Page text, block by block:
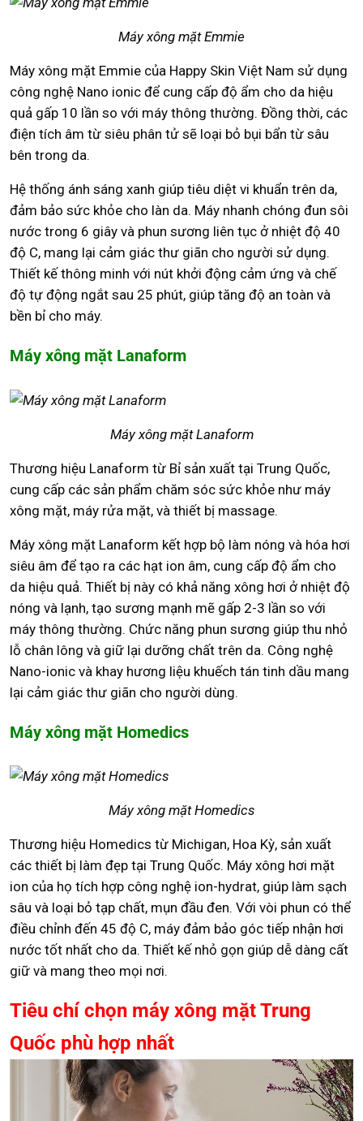
Máy xông mặt Emmie
Máy xông mặt Emmie của Happy Skin Việt Nam sử dụng
công nghệ Nano ionic để cung cấp độ ẩm cho da hiệu
quả gấp 10 lần so với máy thông thường. Đồng thời, các
điện tích âm từ siêu phân tử sẽ loại bỏ bụi bẩn từ sâu
bên trong da.
Hệ thống ánh sáng xanh giúp tiêu diệt vi khuẩn trên da,
đảm bảo sức khỏe cho làn da. Máy nhanh chóng đun sôi
nước trong 6 giây và phun sương liên tục ở nhiệt độ 40
độ C, mang lại cảm giác thư giãn cho người sử dụng.
Thiết kế thông minh với nút khởi động cảm ứng và chế
độ tự động ngắt sau 25 phút, giúp tăng độ an toàn và
bền bỉ cho máy.
Máy xông mặt Lanaform
Máy xông mặt Lanaform
Thương hiệu Lanaform từ Bỉ sản xuất tại Trung Quốc,
cung cấp các sản phẩm chăm sóc sức khỏe như máy
xông mặt, máy rửa mặt, và thiết bị massage.
Máy xông mặt Lanaform kết hợp bộ làm nóng và hóa hơi
siêu âm để tạo ra các hạt ion âm, cung cấp độ ẩm cho
da hiệu quả. Thiết bị này có khả năng xông hơi ở nhiệt độ
nóng và lạnh, tạo sương mạnh mẽ gấp 2-3 lần so với
máy thông thường. Chức năng phun sương giúp thu nhỏ
lỗ chân lông và giữ lại dưỡng chất trên da. Công nghệ
Nano-ionic và khay hương liệu khuếch tán tinh dầu mang
lại cảm giác thư giãn cho người dùng.
Máy xông mặt Homedics
Máy xông mặt Homedics
Thương hiệu Homedics từ Michigan, Hoa Kỳ, sản xuất
các thiết bị làm đẹp tại Trung Quốc. Máy xông hơi mặt
ion của họ tích hợp công nghệ ion-hydrat, giúp làm sạch
sâu và loại bỏ tạp chất, mụn đầu đen. Với vòi phun có thể
điều chỉnh đến 45 độ C, máy đảm bảo góc tiếp nhận hơi
nước tốt nhất cho da. Thiết kế nhỏ gọn giúp dễ dàng cất
giữ và mang theo mọi nơi.
Tiêu chí chọn máy xông mặt Trung
Quốc phù hợp nhất